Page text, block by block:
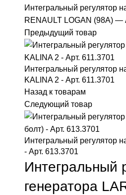
Интегральный регулятор
RENAULT LOGAN (98А) —
Предыдущий товар
Интегральный регулятор
KALINA 2 - Арт. 611.3701
Назад к товарам
Следующий товар
Интегральный регулятор
- Арт. 613.3701
Интегральный
генератора